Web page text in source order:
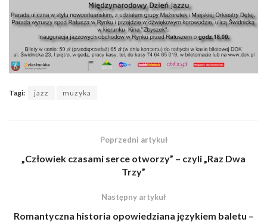
Tagi: jazz muzyka
Poprzedni artykuł
„Człowiek czasami serce otworzy” – czyli „Raz Dwa
Trzy”
Następny artykuł
Romantyczna historia opowiedziana językiem baletu –